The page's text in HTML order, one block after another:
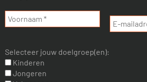
Selecteer jouw doelgroep(en):
Kinderen
Jongeren